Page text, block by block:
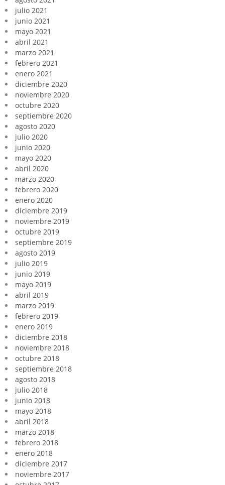
julio 2021
junio 2021
mayo 2021
abril 2021
marzo 2021
febrero 2021
enero 2021
diciembre 2020
noviembre 2020
octubre 2020
septiembre 2020
agosto 2020
julio 2020
junio 2020
mayo 2020
abril 2020
marzo 2020
febrero 2020
enero 2020
diciembre 2019
noviembre 2019
octubre 2019
septiembre 2019
agosto 2019
julio 2019
junio 2019
mayo 2019
abril 2019
marzo 2019
febrero 2019
enero 2019
diciembre 2018
noviembre 2018
octubre 2018
septiembre 2018
agosto 2018
julio 2018
junio 2018
mayo 2018
abril 2018
marzo 2018
febrero 2018
enero 2018
diciembre 2017
noviembre 2017